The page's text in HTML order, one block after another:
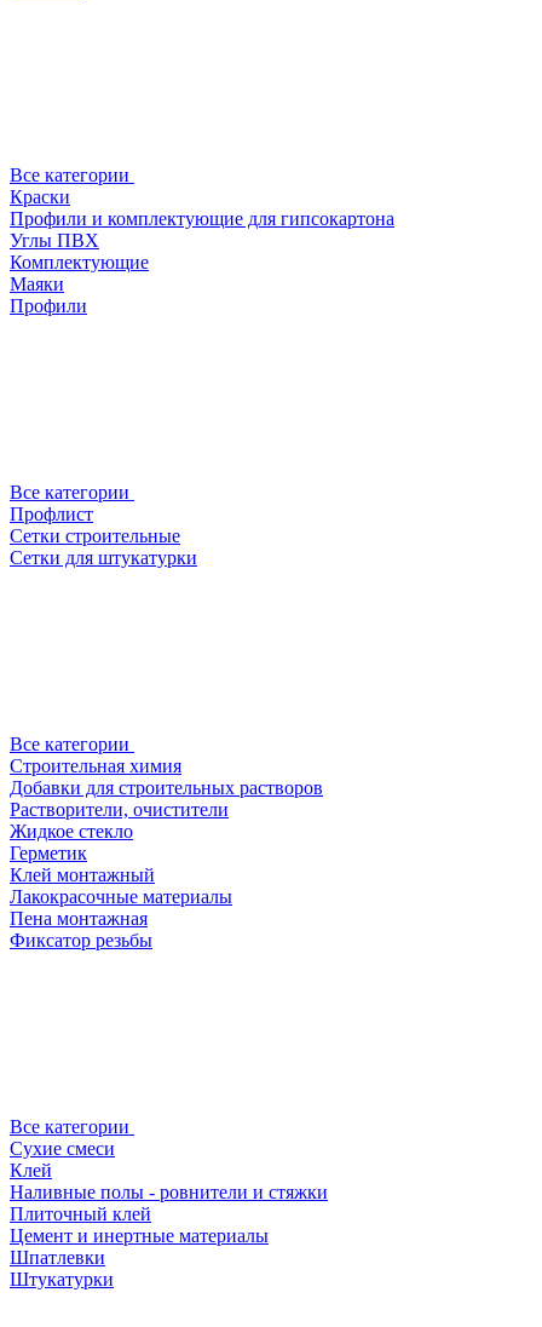
Все категории
Краски
Профили и комплектующие для гипсокартона
Углы ПВХ
Комплектующие
Маяки
Профили
Все категории
Профлист
Сетки строительные
Сетки для штукатурки
Все категории
Строительная химия
Добавки для строительных растворов
Растворители, очистители
Жидкое стекло
Герметик
Клей монтажный
Лакокрасочные материалы
Пена монтажная
Фиксатор резьбы
Все категории
Сухие смеси
Клей
Наливные полы - ровнители и стяжки
Плиточный клей
Цемент и инертные материалы
Шпатлевки
Штукатурки